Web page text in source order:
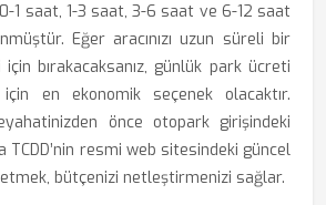
1 saat, 1-3 saat, 3-6 saat ve 6-12 saat
Eğer aracınızı uzun süreli bir
için bırakacaksanız, günlük park ücreti
en ekonomik seçenek olacaktır.
önce otopark girişindeki
TCDD’nin resmi web sitesindeki güncel
bütçenizi netleştirmenizi sağlar.